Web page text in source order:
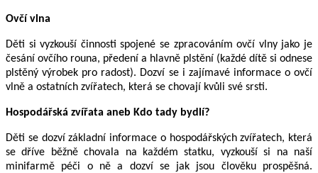
Ovčí vlna
Děti si vyzkouší činnosti spojené se zpracováním ovčí vlny jako je
česání ovčího rouna, předení a hlavně plstění (každé dítě si odnese
plstěný výrobek pro radost). Dozví se i zajímavé informace o ovčí
vlně a ostatních zvířatech, která se chovají kvůli své srsti.
Hospodářská zvířata aneb Kdo tady bydlí?
Děti se dozví základní informace o hospodářských zvířatech, která
se dříve běžně chovala na každém statku, vyzkouší si na naší
minifarmě péči o ně a dozví se jak jsou člověku prospěšná.